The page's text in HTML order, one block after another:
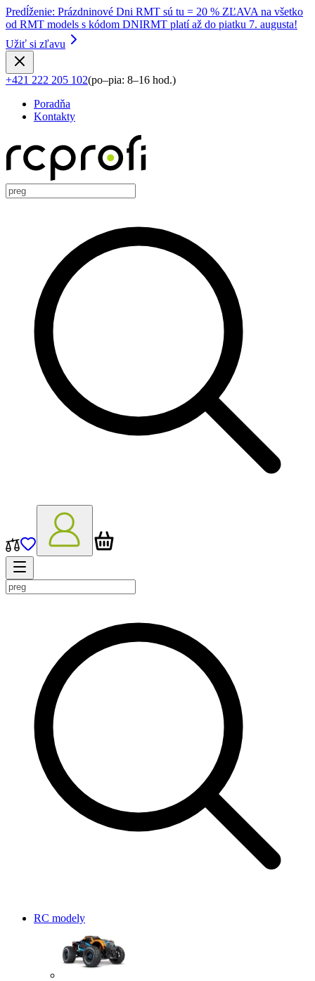
Predĺženie: Prázdninové Dni RMT sú tu = 20 % ZĽAVA na všetko
od RMT models s kódom DNIRMT platí až do piatku 7. augusta!
Užiť si zľavu
+421 222 205 102(po–pia: 8–16 hod.)
Poradňa
Kontakty
RC modely